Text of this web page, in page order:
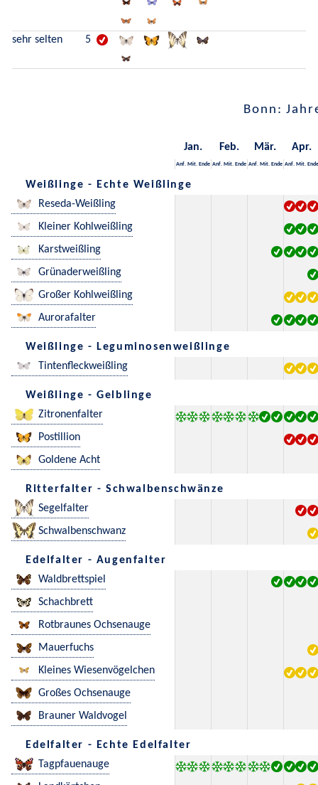
sehr selten 5
Bonn:
Jan. Feb. Mär. Apr.
Anf. Mit. Ende Anf. Mit. Ende Anf. Mit. Ende Anf. Mit. Ende
Weißlinge - Echte Weißlinge
Reseda-Weißling
Kleiner Kohlweißling
Karstweißling
Grünaderweißling
Großer Kohlweißling
Aurorafalter
Weißlinge - Leguminosenweißlinge
Tintenfleckweißling
Weißlinge - Gelblinge
Zitronenfalter
Postillion
Goldene Acht
Ritterfalter - Schwalbenschwänze
Segelfalter
Schwalbenschwanz
Edelfalter - Augenfalter
Waldbrettspiel
Schachbrett
Rotbraunes Ochsenauge
Mauerfuchs
Kleines Wiesenvögelchen
Großes Ochsenauge
Brauner Waldvogel
Edelfalter - Echte Edelfalter
Tagpfauenauge